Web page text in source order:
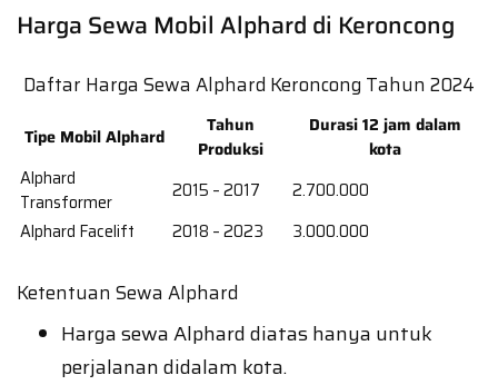
Harga Sewa Mobil Alphard di Keroncong
Daftar Harga Sewa Alphard Keroncong Tahun 2024
Tipe Mobil Alphard
Tahun
Produksi
Durasi 12 jam dalam
kota
Alphard
Transformer
2015 – 2017
2.700.000
Alphard Facelift
2018 – 2023 3.000.000
Ketentuan Sewa Alphard
Harga sewa Alphard diatas hanya untuk
perjalanan didalam kota.